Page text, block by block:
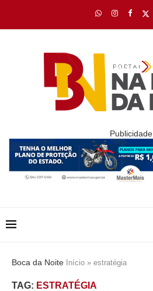
Publicidade
Boca da Noite Início » estratégia
TAG: ESTRATÉGIA